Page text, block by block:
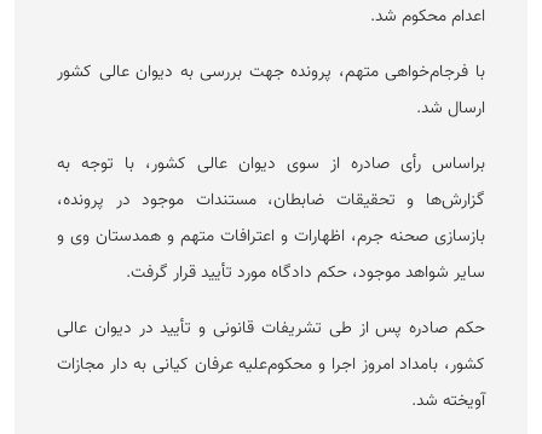
اعدام محکوم شد.
با فرجام‌خواهی متهم، پرونده جهت بررسی به دیوان عالی کشور
ارسال شد.
براساس رأی صادره از سوی دیوان عالی کشور، با توجه به
گزارش‌ها و تحقیقات ضابطان، مستندات موجود در پرونده،
بازسازی صحنه جرم، اظهارات و اعترافات متهم و همدستان وی و
سایر شواهد موجود، حکم دادگاه مورد تأیید قرار گرفت.
حکم صادره پس از طی تشریفات قانونی و تأیید در دیوان عالی
کشور، بامداد امروز اجرا و محکوم‌علیه عرفان کیانی به دار مجازات
آویخته شد.